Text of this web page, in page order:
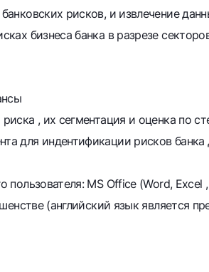
Shaxsiy ma'lumotlarni qayta
рисков, и извлечение
бизнеса банка в разрезе
, их сегментация и оценка по
для индентификации рисков банка
MS Office (Word, Excel
(английский язык является